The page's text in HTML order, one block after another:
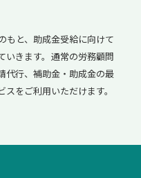
もと、助成金受給に向けて
いきます。通常の労務顧問
代行、補助金・助成金の最
をご利用いただけます。